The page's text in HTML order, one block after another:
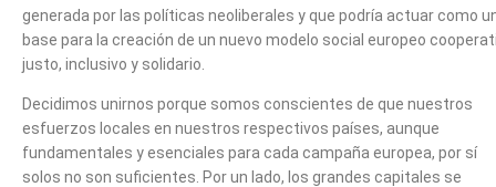
generada por las políticas neoliberales y que podría actuar como
base para la creación de un nuevo modelo social europeo
justo, inclusivo y solidario.
Decidimos unirnos porque somos conscientes de que nuestros
esfuerzos locales en nuestros respectivos países, aunque
fundamentales y esenciales para cada campaña europea, por sí
solos no son suficientes. Por un lado, los grandes capitales se